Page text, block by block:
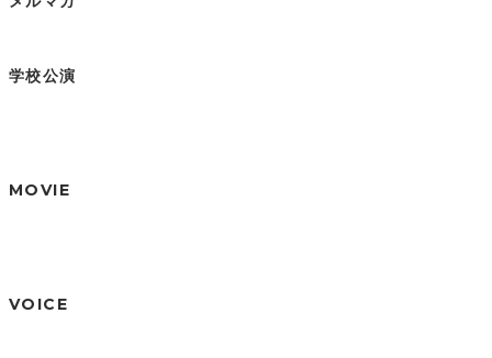
学校公演
MOVIE
VOICE